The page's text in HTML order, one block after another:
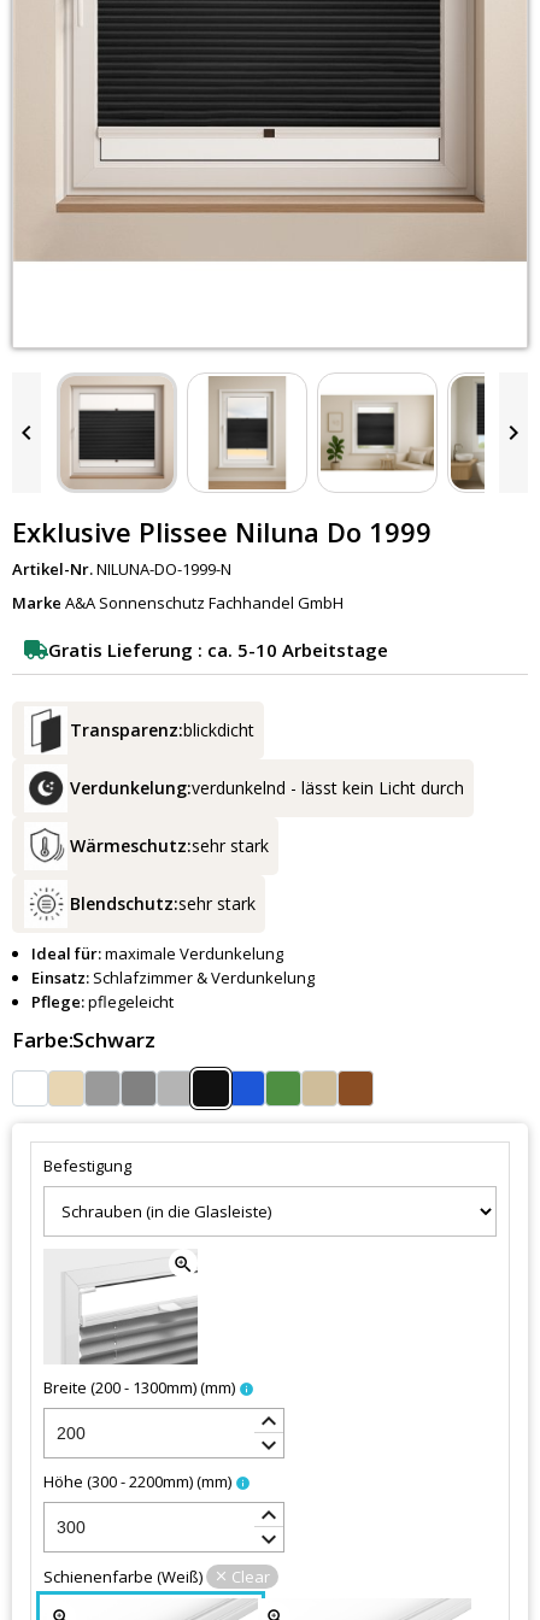
 
Exklusive Plissee Niluna Do 1999
Artikel-Nr.NILUNA-DO-1999-N
Marke A&A Sonnenschutz Fachhandel GmbH
Gratis Lieferung : ca. 5-10 Arbeitstage
Transparenz:blickdicht
Verdunkelung:verdunkelnd - lässt kein Licht durch
Wärmeschutz:sehr stark
Blendschutz:sehr stark
Ideal für:maximale Verdunkelung
Einsatz: Schlafzimmer & Verdunkelung
Pflege:pflegeleicht
Farbe:Schwarz
Befestigung
zoom_in
Breite (200 - 1300mm)(mm) info
keyboard_arrow_up
keyboard_arrow_down
Höhe (300 - 2200mm)(mm) info
keyboard_arrow_up
keyboard_arrow_down
Schienenfarbe (Weiß)
Clear